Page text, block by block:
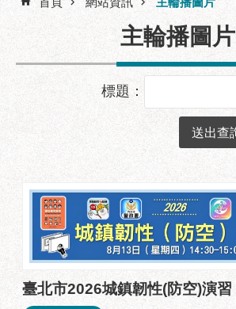
服
關
介
訊
政
府
主輪播圖片
標題：
臺北市2026城鎮韌性(防空)演習